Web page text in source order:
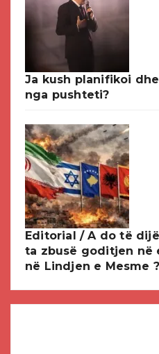
Ja kush planifikoi
nga pushteti?
Editorial / A do të
ta zbusë goditjen në
në Lindjen e Mesme